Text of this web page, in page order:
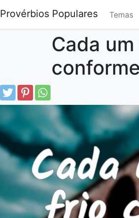
Provérbios Populares Temas
Cada